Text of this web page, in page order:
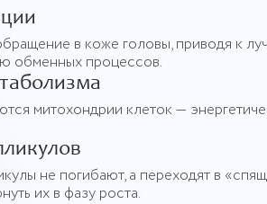
в коже головы, приводя к
обменных процессов.
митохондрии клеток —
не погибают, а переходят в
их в фазу роста.